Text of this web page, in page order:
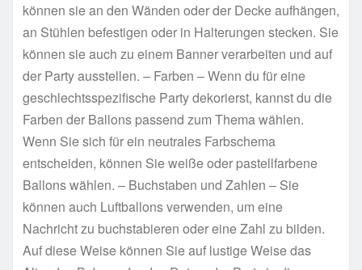
können sie an den Wänden oder der Decke aufhängen,
an Stühlen befestigen oder in Halterungen stecken. Sie
können sie auch zu einem Banner verarbeiten und auf
der Party ausstellen. – Farben – Wenn du für eine
geschlechtsspezifische Party dekorierst, kannst du die
Farben der Ballons passend zum Thema wählen.
Wenn Sie sich für ein neutrales Farbschema
entscheiden, können Sie weiße oder pastellfarbene
Ballons wählen. – Buchstaben und Zahlen – Sie
können auch Luftballons verwenden, um eine
Nachricht zu buchstabieren oder eine Zahl zu bilden.
Auf diese Weise können Sie auf lustige Weise das